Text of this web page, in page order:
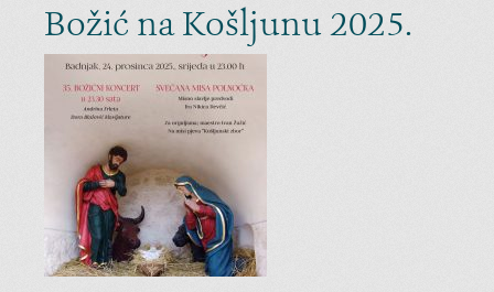
Božić na Košljunu 2025.